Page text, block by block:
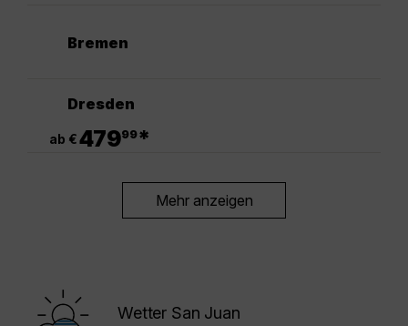
Bremen
Dresden
ab €47999*
Mehr anzeigen
Wetter San Juan